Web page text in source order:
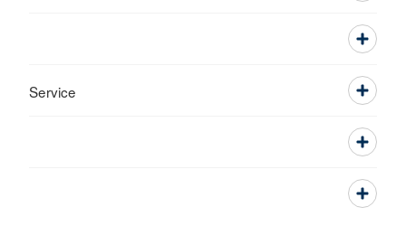
Service